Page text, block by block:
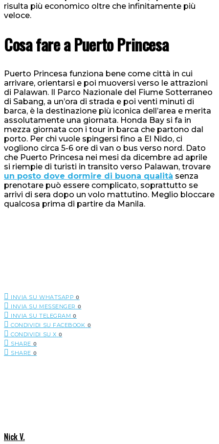
risulta più economico oltre che infinitamente più
veloce.
Cosa fare a Puerto Princesa
Puerto Princesa funziona bene come città in cui
arrivare, orientarsi e poi muoversi verso le attrazioni
di Palawan. Il Parco Nazionale del Fiume Sotterraneo
di Sabang, a un’ora di strada e poi venti minuti di
barca, è la destinazione più iconica dell’area e merita
assolutamente una giornata. Honda Bay si fa in
mezza giornata con i tour in barca che partono dal
porto. Per chi vuole spingersi fino a El Nido, ci
vogliono circa 5-6 ore di van o bus verso nord. Dato
che Puerto Princesa nei mesi da dicembre ad aprile
si riempie di turisti in transito verso Palawan, trovare
un posto dove dormire di buona qualità senza
prenotare può essere complicato, soprattutto se
arrivi di sera dopo un volo mattutino. Meglio bloccare
qualcosa prima di partire da Manila.
INVIA SU WHATSAPP 0
INVIA SU MESSENGER 0
INVIA SU TELEGRAM 0
CONDIVIDI SU FACEBOOK 0
CONDIVIDI SU X 0
SHARE 0
SHARE 0
Nick V.